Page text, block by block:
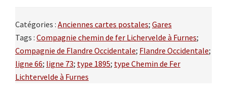
Catégories : Anciennes cartes postales; Gares
Tags : Compagnie chemin de fer Lichervelde à Furnes;
Compagnie de Flandre Occidentale; Flandre Occidentale;
ligne 66; ligne 73; type 1895; type Chemin de Fer
Lichtervelde à Furnes